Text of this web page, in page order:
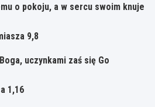
o pokoju, a w sercu swoim knuje
9,8
uczynkami zaś się Go
1,16